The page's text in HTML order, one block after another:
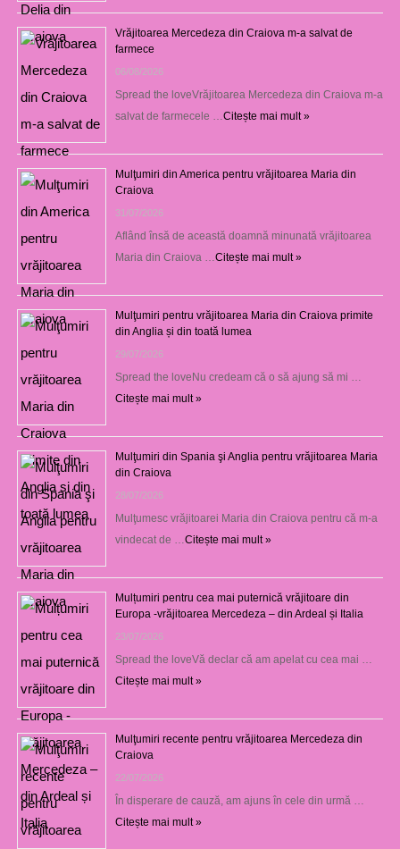
Vrăjitoarea Mercedeza din Craiova m-a salvat de
farmece
06/08/2026
Spread the loveVrăjitoarea Mercedeza din Craiova m-a
salvat de farmecele …Citește mai mult »
Mulţumiri din America pentru vrăjitoarea Maria din
Craiova
31/07/2026
Aflând însă de această doamnă minunată vrăjitoarea
Maria din Craiova …Citește mai mult »
Mulţumiri pentru vrăjitoarea Maria din Craiova primite
din Anglia și din toată lumea
29/07/2026
Spread the loveNu credeam că o să ajung să mi …
Citește mai mult »
Mulţumiri din Spania şi Anglia pentru vrăjitoarea Maria
din Craiova
28/07/2026
Mulţumesc vrăjitoarei Maria din Craiova pentru că m-a
vindecat de …Citește mai mult »
Mulțumiri pentru cea mai puternică vrăjitoare din
Europa -vrăjitoarea Mercedeza – din Ardeal și Italia
23/07/2026
Spread the loveVă declar că am apelat cu cea mai …
Citește mai mult »
Mulţumiri recente pentru vrăjitoarea Mercedeza din
Craiova
22/07/2026
În disperare de cauză, am ajuns în cele din urmă …
Citește mai mult »